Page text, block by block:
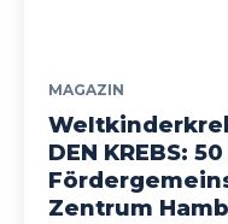
MAGAZIN
DEN KREBS:
Zentrum